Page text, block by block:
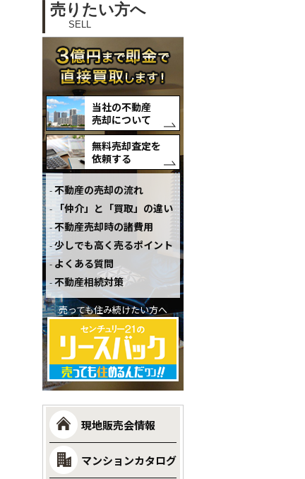
売りたい方へ
SELL
当社の不動産
売却について
無料売却査定を
依頼する
不動産の売却の流れ
「仲介」と「買取」の違い
不動産売却時の諸費用
少しでも高く売るポイント
よくある質問
不動産相続対策
売っても住み続けたい方へ
現地販売会情報
マンションカタログ